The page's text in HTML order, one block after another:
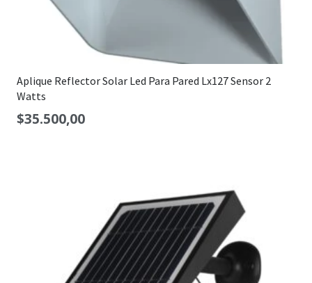
Aplique Reflector Solar Led Para Pared Lx127 Sensor 2
Watts
$35.500,00